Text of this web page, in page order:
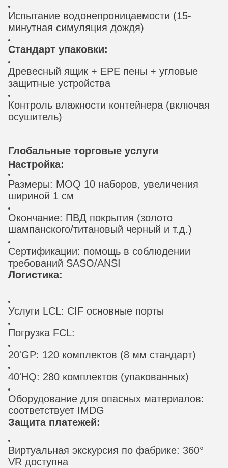
Испытание водонепроницаемости (15-
минутная симуляция дождя)
Стандарт упаковки:
Древесный ящик + EPE пены + угловые
защитные устройства
Контроль влажности контейнера (включая
осушитель)
Глобальные торговые услуги
Настройка:
Размеры: MOQ 10 наборов, увеличения
шириной 1 см
Окончание: ПВД покрытия (золото
шампанского/титановый черный и т.д.)
Сертификации: помощь в соблюдении
требований SASO/ANSI
Логистика:
Услуги LCL: CIF основные порты
Погрузка FCL:
20'GP: 120 комплектов (8 мм стандарт)
40'HQ: 280 комплектов (упакованных)
Оборудование для опасных материалов:
соответствует IMDG
Защита платежей:
Виртуальная экскурсия по фабрике: 360°
VR доступна